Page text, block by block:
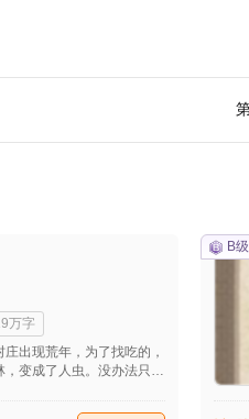
万字
出现荒年，为了找吃的，
，变成了人虫。没办法只好
B级